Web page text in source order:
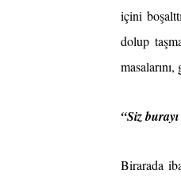
içini
dolup
“Siz
Birarada